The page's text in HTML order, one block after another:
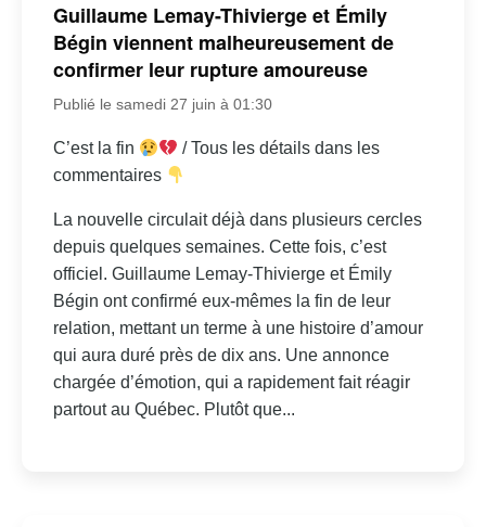
Guillaume Lemay-Thivierge et Émily
Bégin viennent malheureusement de
confirmer leur rupture amoureuse
Publié le samedi 27 juin à 01:30
C’est la fin
/ Tous les détails dans les
commentaires
La nouvelle circulait déjà dans plusieurs cercles
depuis quelques semaines. Cette fois, c’est
officiel. Guillaume Lemay-Thivierge et Émily
Bégin ont confirmé eux-mêmes la fin de leur
relation, mettant un terme à une histoire d’amour
qui aura duré près de dix ans. Une annonce
chargée d’émotion, qui a rapidement fait réagir
partout au Québec. Plutôt que...